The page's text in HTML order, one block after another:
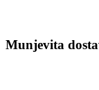
Munjevita